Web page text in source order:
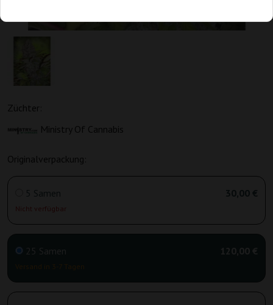
Züchter:
Ministry Of Cannabis
Originalverpackung:
5 Samen
Nicht verfügbar
30,00 €
25 Samen
Versand in 3-7 Tagen
120,00 €